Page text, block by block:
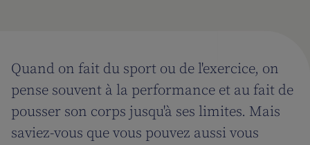
Quand on fait du sport ou de l'exercice, on
pense souvent à la performance et au fait de
pousser son corps jusqu'à ses limites. Mais
saviez-vous que vous pouvez aussi vous